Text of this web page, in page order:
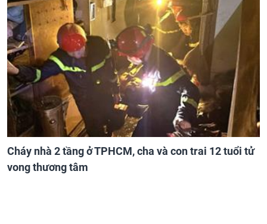
Cháy nhà 2 tầng ở TPHCM, cha và con trai 12 tuổi tử
vong thương tâm